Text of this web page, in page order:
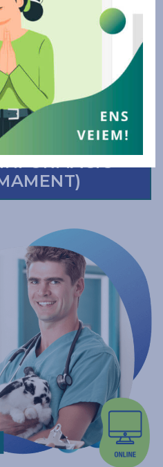
hospitalització,
d’anàlisis. També es
al compliment de les
de qualitat i de
ha d’haver, sota la